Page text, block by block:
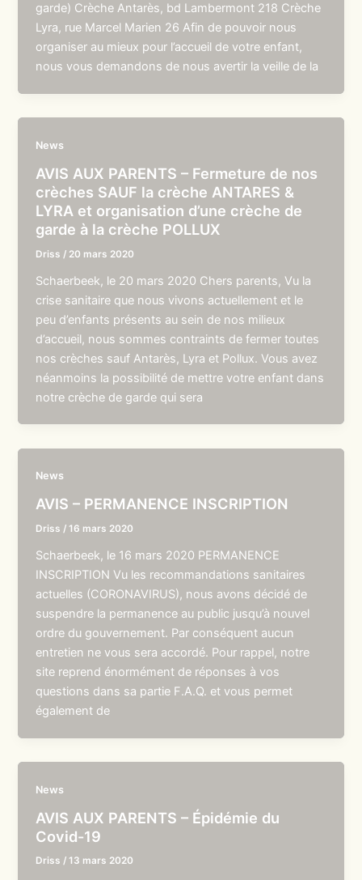
garde) Crèche Antarès, bd Lambermont 218 Crèche
Lyra, rue Marcel Marien 26 Afin de pouvoir nous
organiser au mieux pour l’accueil de votre enfant,
nous vous demandons de nous avertir la veille de la
News
AVIS AUX PARENTS – Fermeture de nos
crèches SAUF la crèche ANTARES &
LYRA et organisation d’une crèche de
garde à la crèche POLLUX
Driss / 20 mars 2020
Schaerbeek, le 20 mars 2020 Chers parents, Vu la
crise sanitaire que nous vivons actuellement et le
peu d’enfants présents au sein de nos milieux
d’accueil, nous sommes contraints de fermer toutes
nos crèches sauf Antarès, Lyra et Pollux. Vous avez
néanmoins la possibilité de mettre votre enfant dans
notre crèche de garde qui sera
News
AVIS – PERMANENCE INSCRIPTION
Driss /16 mars 2020
Schaerbeek, le 16 mars 2020 PERMANENCE
INSCRIPTION Vu les recommandations sanitaires
actuelles (CORONAVIRUS), nous avons décidé de
suspendre la permanence au public jusqu’à nouvel
ordre du gouvernement. Par conséquent aucun
entretien ne vous sera accordé. Pour rappel, notre
site reprend énormément de réponses à vos
questions dans sa partie F.A.Q. et vous permet
également de
News
AVIS AUX PARENTS – Épidémie du
Covid-19
Driss /13 mars 2020